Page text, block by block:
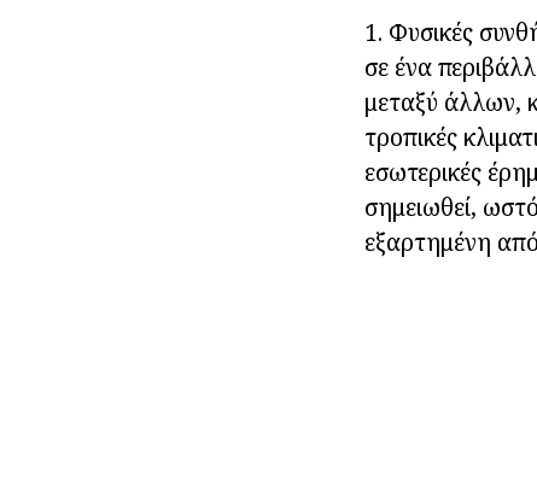
1. Φυσικές
σε ένα
μεταξύ άλλων,
τροπικές
εσωτερικές
σημειωθεί,
εξαρτημένη